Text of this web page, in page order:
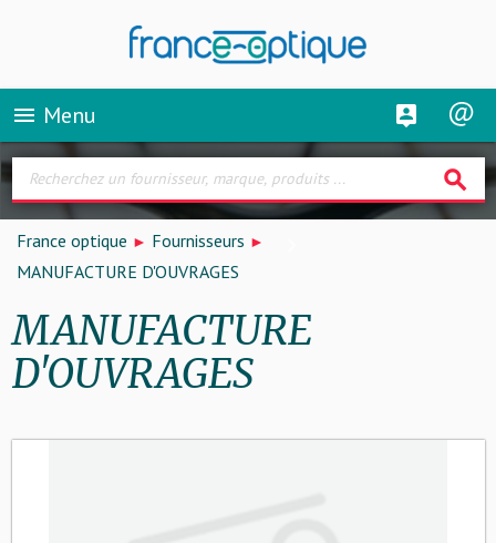
menu Menu
search
France optique
Fournisseurs
MANUFACTURE D'OUVRAGES
MANUFACTURE
D'OUVRAGES